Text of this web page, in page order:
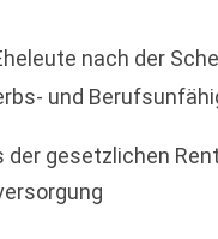
nach der
und
gesetzlichen